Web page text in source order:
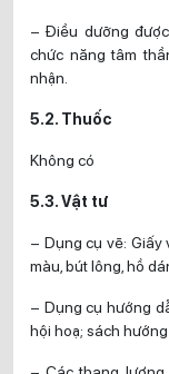
– Điều dưỡng
chức năng tâm
nhận.
5.2. Thuốc
Không có
5.3. Vật tư
– Dụng cụ vẽ: Giấy
màu, bút lông, hồ
– Dụng cụ hướng
hội hoạ; sách hướng